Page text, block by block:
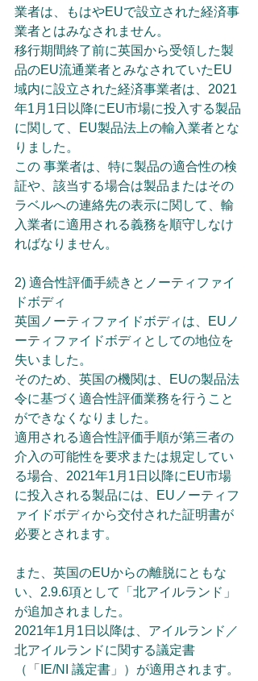
業者は、もはやEUで設立された経済事
業者とはみなされません。
移行期間終了前に英国から受領した製
品のEU流通業者とみなされていたEU
域内に設立された経済事業者は、2021
年1月1日以降にEU市場に投入する製品
に関して、EU製品法上の輸入業者とな
りました。
この 事業者は、特に製品の適合性の検
証や、該当する場合は製品またはその
ラベルへの連絡先の表示に関して、輸
入業者に適用される義務を順守しなけ
ればなりません。
2) 適合性評価手続きとノーティファイ
ドボディ
英国ノーティファイドボディは、EUノ
ーティファイドボディとしての地位を
失いました。
そのため、英国の機関は、EUの製品法
令に基づく適合性評価業務を行うこと
ができなくなりました。
適用される適合性評価手順が第三者の
介入の可能性を要求または規定してい
る場合、2021年1月1日以降にEU市場
に投入される製品には、EUノーティフ
ァイドボディから交付された証明書が
必要とされます。
また、英国のEUからの離脱にともな
い、2.9.6項として「北アイルランド」
が追加されました。
2021年1月1日以降は、アイルランド／
北アイルランドに関する議定書
（「IE/NI 議定書」）が適用されます。